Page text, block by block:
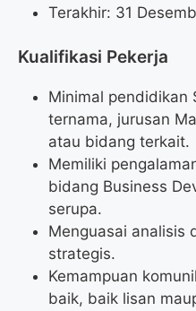
Terakhir: 31
Kualifikasi Pekerja
Minimal pendidikan
ternama, jurusan
atau bidang terkait.
Memiliki
bidang Business
serupa.
Menguasai analisis
strategis.
Kemampuan
baik, baik lisan